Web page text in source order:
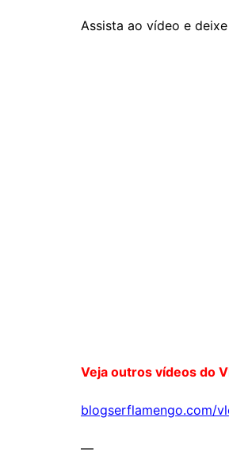
Assista ao vídeo e
Veja outros vídeos do
blogserflamengo.com/
—